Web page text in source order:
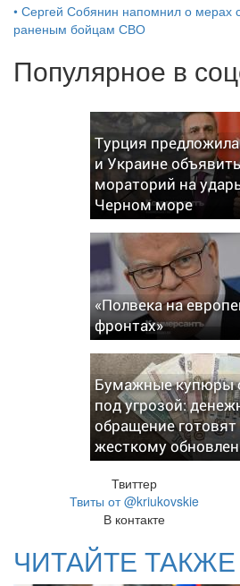
• Сергей Собянин напомнил о мерах
раненым бойцам СВО
Популярное в
Турция
и Украине объявить
мораторий на
Черном море
«Полвека на
фронтах»
Бумажные купюры
под угрозой:
обращение готовят
жесткому
Твиттер
Твиты от @kriukovskie
В контакте
ЧИТАЙТЕ